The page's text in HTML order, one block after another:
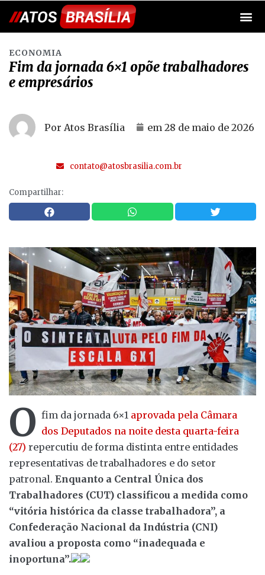
ECONOMIA
Fim da jornada 6×1 opõe trabalhadores
e empresários
Por Atos Brasília em 28 de maio de 2026
contato@atosbrasilia.com.br
Compartilhar:
O fim da jornada 6×1 aprovada pela Câmara
dos Deputados na noite desta quarta-feira
(27) repercutiu de forma distinta entre entidades
representativas de trabalhadores e do setor
patronal. Enquanto a Central Única dos
Trabalhadores (CUT) classificou a medida como
“vitória histórica da classe trabalhadora”, a
Confederação Nacional da Indústria (CNI)
avaliou a proposta como “inadequada e
inoportuna”.